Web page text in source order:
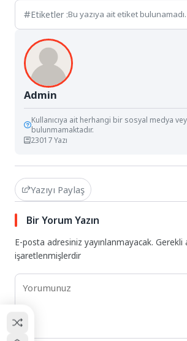
Etiketler :Bu yazıya ait etiket bulunamadı.
Admin
Kullanıcıya ait herhangi bir sosyal medya
bulunmamaktadır.
23017 Yazı
Yazıyı Paylaş
Bir Yorum Yazın
E-posta adresiniz yayınlanmayacak. Gerekli
işaretlenmişlerdir